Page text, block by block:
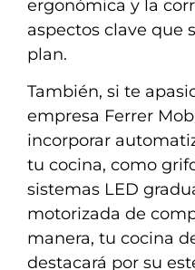
ergonómica y la
aspectos clave que
plan.
También, si te
empresa Ferrer
incorporar
tu cocina, como
sistemas LED
motorizada de
manera, tu cocina
destacará por su